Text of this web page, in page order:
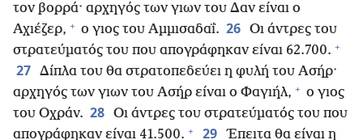
τον βορρά· αρχηγός των γιων του Δαν είναι ο
Αχιέζερ, + ο γιος του Αμμισαδαΐ. 26 Οι άντρες του
στρατεύματός του που απογράφηκαν είναι 62.700. +
27 Δίπλα του θα στρατοπεδεύει η φυλή του Ασήρ·
αρχηγός των γιων του Ασήρ είναι ο Φαγιήλ, + ο γιος
του Οχράν. 28 Οι άντρες του στρατεύματός του που
απογράφηκαν είναι 41.500. + 29 Έπειτα θα είναι η